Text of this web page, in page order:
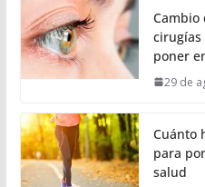
Cambio
cirugías
poner
29 de
Cuánto
para
salud